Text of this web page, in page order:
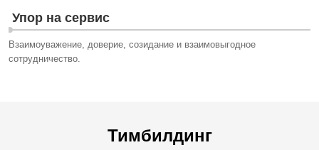
Упор на сервис
Взаимоуважение, доверие, созидание и взаимовыгодное
сотрудничество.
Тимбилдинг